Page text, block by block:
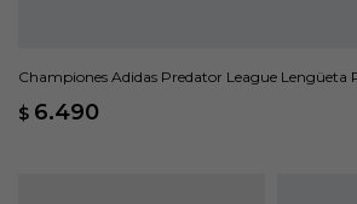
Championes Adidas Predator League Lengüeta
$ 6.490